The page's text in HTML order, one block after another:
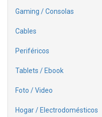
Gaming / Consolas
Cables
Periféricos
Tablets / Ebook
Foto / Video
Hogar / Electrodomésticos